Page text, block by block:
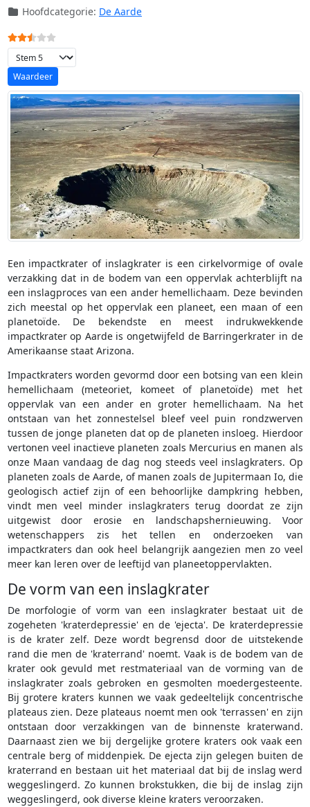
Hoofdcategorie: De Aarde
Gebruikerswaardering:
Voeg waardering toe
Een impactkrater of inslagkrater is een cirkelvormige of ovale
verzakking dat in de bodem van een oppervlak achterblijft na
een inslagproces van een ander hemellichaam. Deze bevinden
zich meestal op het oppervlak een planeet, een maan of een
planetoïde. De bekendste en meest indrukwekkende
impactkrater op Aarde is ongetwijfeld de Barringerkrater in de
Amerikaanse staat Arizona.
Impactkraters worden gevormd door een botsing van een klein
hemellichaam (meteoriet, komeet of planetoïde) met het
oppervlak van een ander en groter hemellichaam. Na het
ontstaan van het zonnestelsel bleef veel puin rondzwerven
tussen de jonge planeten dat op de planeten insloeg. Hierdoor
vertonen veel inactieve planeten zoals Mercurius en manen als
onze Maan vandaag de dag nog steeds veel inslagkraters. Op
planeten zoals de Aarde, of manen zoals de Jupitermaan Io, die
geologisch actief zijn of een behoorlijke dampkring hebben,
vindt men veel minder inslagkraters terug doordat ze zijn
uitgewist door erosie en landschapshernieuwing. Voor
wetenschappers zis het tellen en onderzoeken van
impactkraters dan ook heel belangrijk aangezien men zo veel
meer kan leren over de leeftijd van planeetoppervlakten.
De vorm van een inslagkrater
De morfologie of vorm van een inslagkrater bestaat uit de
zogeheten 'kraterdepressie' en de 'ejecta'. De kraterdepressie
is de krater zelf. Deze wordt begrensd door de uitstekende
rand die men de 'kraterrand' noemt. Vaak is de bodem van de
krater ook gevuld met restmateriaal van de vorming van de
inslagkrater zoals gebroken en gesmolten moedergesteente.
Bij grotere kraters kunnen we vaak gedeeltelijk concentrische
plateaus zien. Deze plateaus noemt men ook 'terrassen' en zijn
ontstaan door verzakkingen van de binnenste kraterwand.
Daarnaast zien we bij dergelijke grotere kraters ook vaak een
centrale berg of middenpiek. De ejecta zijn gelegen buiten de
kraterrand en bestaan uit het materiaal dat bij de inslag werd
weggeslingerd. Zo kunnen brokstukken, die bij de inslag zijn
weggeslingerd, ook diverse kleine kraters veroorzaken.